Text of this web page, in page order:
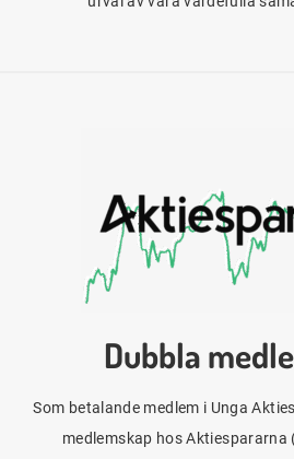
Dubbla
Som betalande medlem i Unga
medlemskap hos Aktiespararna